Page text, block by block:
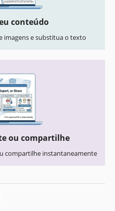
conteúdo
imagens e substitua o texto
ou compartilhe
compartilhe instantaneamente